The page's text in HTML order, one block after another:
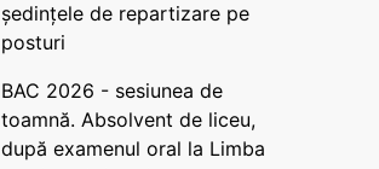
ședințele de repartizare pe
posturi
BAC 2026 - sesiunea de
toamnă. Absolvent de liceu,
după examenul oral la Limba